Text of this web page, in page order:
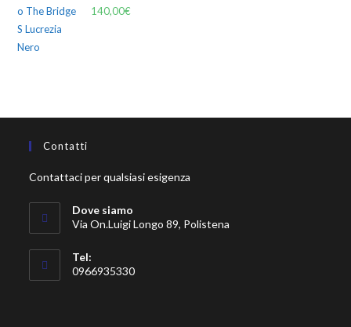
140,00€
Contatti
Contattaci per qualsiasi esigenza
Dove siamo
Via On.Luigi Longo 89, Polistena
Tel:
0966935330